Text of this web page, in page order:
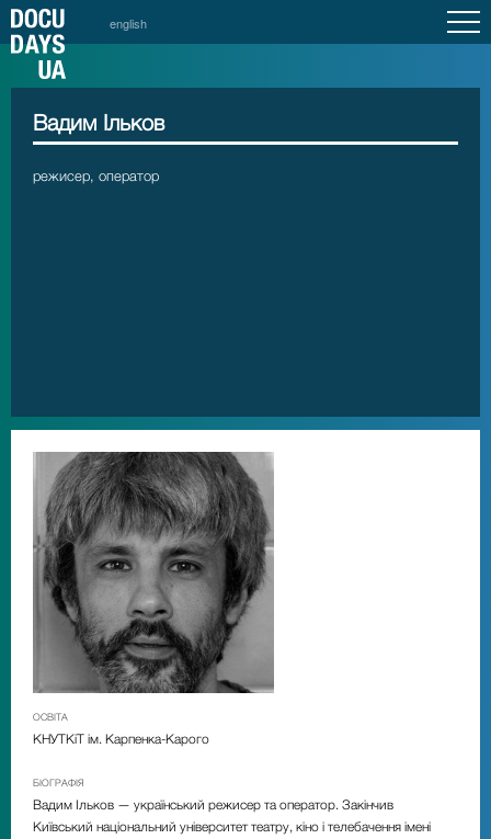
english
Вадим Ільков
режисер, оператор
ОСВІТА
КНУТКіТ ім. Карпенка-Карого
БІОГРАФІЯ
Вадим Ільков — український режисер та оператор. Закінчив
Київський національний університет театру, кіно і телебачення імені